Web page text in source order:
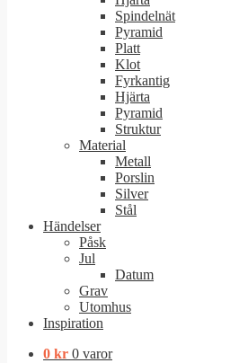
Spindelnät
Pyramid
Platt
Klot
Fyrkantig
Hjärta
Pyramid
Struktur
Material
Metall
Porslin
Silver
Stål
Händelser
Påsk
Jul
Datum
Grav
Utomhus
Inspiration
0 kr 0 varor